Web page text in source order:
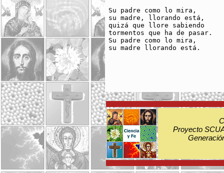
Su padre como lo mira,
su madre, llorando está,
quizá que llore sabiendo
tormentos que ha de pasar.
Su padre como lo mira,
su madre llorando está.
Proyecto